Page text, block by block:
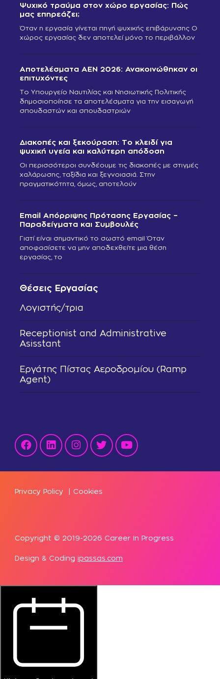
Θέσεις Εργασίας
Λογιστής/τρια
Receptionist and Administrative
Asisstant
Εργάτης Πίστας Αεροδρομίου (Ramp
Agent)
Ψυχικό τραύμα στον χώρο εργασίας: Πώς
μας επηρεάζει;
Όταν η εργασία γίνεται πηγή ψυχικής επιβάρυνσης Ο
χώρος εργασίας δεν αποτελεί μόνο το περιβάλλον
Αποτελέσματα ΑΕΝ 2026: Ανακοινώθηκαν οι
επιτυχόντες
Το Υπουργείο Ναυτιλίας και Νησιωτικής Πολιτικής
δημοσιοποίησε τα αποτελέσματα για την εισαγωγή
σπουδαστών και σπουδαστριών
Διακοπές και ξεκούραση: Το κλειδί για
ψυχική υγεία και καλύτερη απόδοση
Οι περισσότεροι συνδέουμε τις διακοπές με στιγμές
χαλάρωσης, ταξίδια και ξεγνοιασιά. Στην
πραγματικότητα, όμως, αποτελούν
Email Απόρριψης Πρότασης Εργασίας –
Παραδείγματα και Συμβουλές
Γιατί είναι σημαντικό το σωστό email Όταν
αποφασίσετε να μην αποδεχθείτε μια θέση
εργασίας, το
Copyright © 2019-2026 Career In Progress
Design & Coding ipassas.com
Privacy Policy Cookies